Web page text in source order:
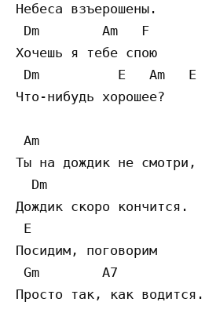
Небеса взъерошены.
Dm        Am   F
Хочешь я тебе спою
Dm          E   Am   E
Что-нибудь хорошее?
Am
Ты на дождик не смотри,
  Dm
Дождик скоро кончится.
E
Посидим, поговорим
Gm        A7
Просто так, как водится.